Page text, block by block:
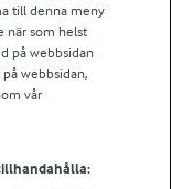
till denna meny
när som helst
på webbsidan
webbsidan,
vår